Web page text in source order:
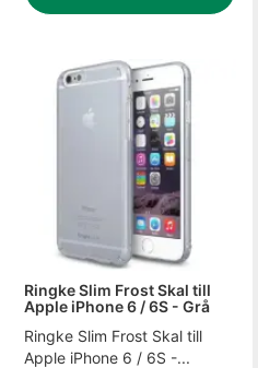
Ringke Slim Frost Skal till
Apple iPhone 6 / 6S - Grå
Ringke Slim Frost Skal till
Apple iPhone 6 / 6S -...